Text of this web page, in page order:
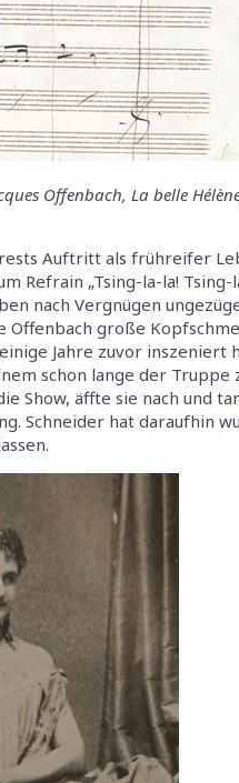
Offenbach, La belle
Auftritt als frühreifer
Refrain „Tsing-la-la!
nach Vergnügen
Offenbach große
Jahre zuvor inszeniert
schon lange der Truppe
Show, äffte sie nach und
Schneider hat daraufhin